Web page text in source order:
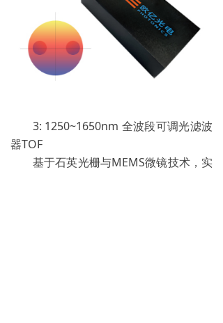
3: 1250~1650nm 全波段可调光滤波
器TOF
基于石英光栅与MEMS微镜技术，实